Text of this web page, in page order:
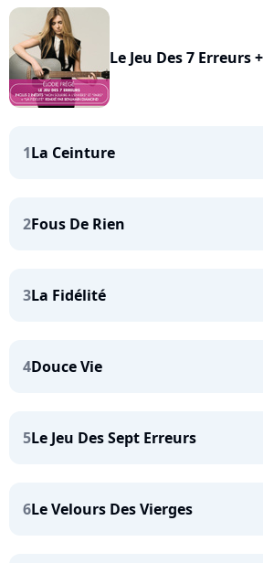
Le Jeu Des 7 Erreurs
1La Ceinture
2Fous De Rien
3La Fidélité
4Douce Vie
5Le Jeu Des Sept Erreurs
6Le Velours Des Vierges